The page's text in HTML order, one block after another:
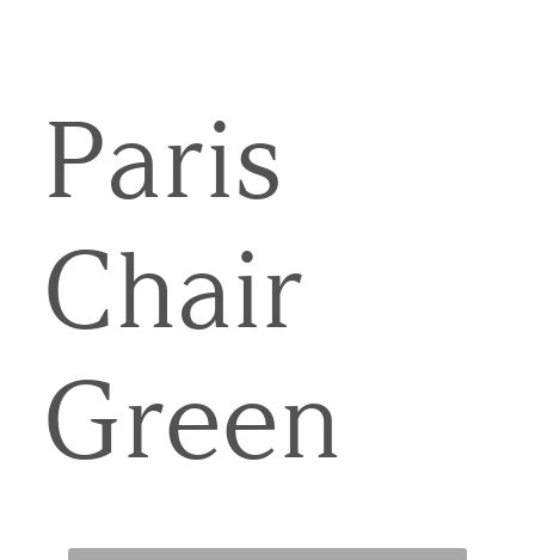
Paris
Chair
Green